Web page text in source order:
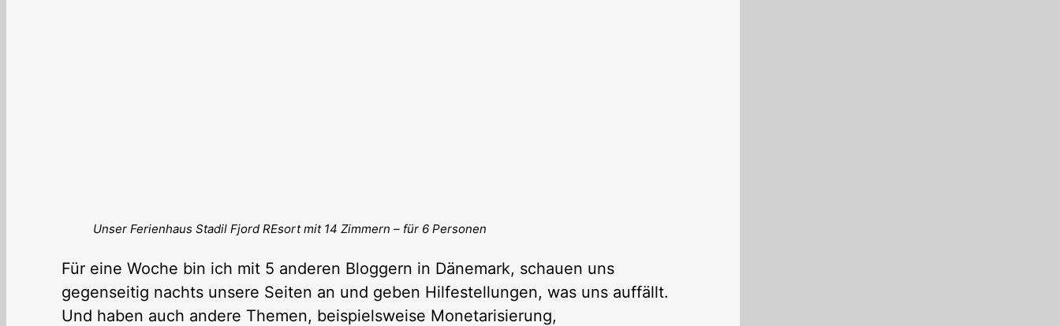
Unser Ferienhaus Stadil Fjord REsort mit 14 Zimmern – für 6 Personen
Für eine Woche bin ich mit 5 anderen Bloggern in Dänemark, schauen uns
gegenseitig nachts unsere Seiten an und geben Hilfestellungen, was uns auffällt.
Und haben auch andere Themen, beispielsweise Monetarisierung,